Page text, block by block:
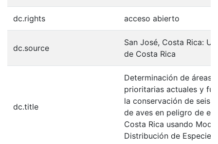
dc.rights acceso abierto
dc.source
San José, Costa Rica:
de Costa Rica
dc.title
Determinación de áreas
prioritarias actuales y
la conservación de seis
de aves en peligro de
Costa Rica usando
Distribución de Especies